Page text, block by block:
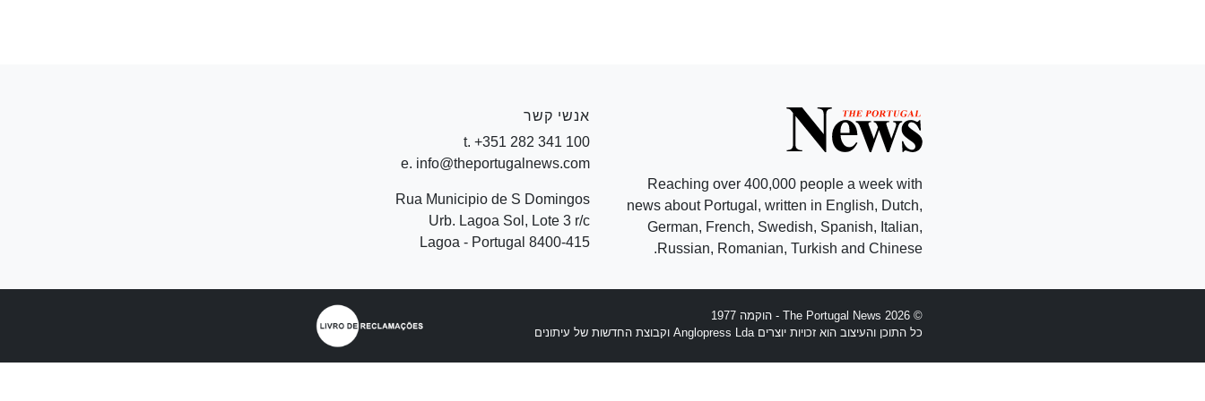
Reaching over 400,000 people a week with
news about Portugal, written in English, Dutch,
German, French, Swedish, Spanish, Italian,
Russian, Romanian, Turkish and Chinese.
אנשי קשר
t. +351 282 341 100
e. info@theportugalnews.com
Rua Municipio de S Domingos
Urb. Lagoa Sol, Lote 3 r/c
8400-415 Lagoa - Portugal
© 2026 The Portugal News - הוקמה 1977
כל התוכן והעיצוב הוא זכויות יוצרים Anglopress Lda וקבוצת החדשות של עיתונים